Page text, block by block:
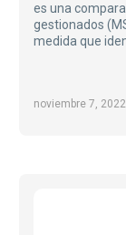
noviembre 7, 2022
es una
gestionados
medida que